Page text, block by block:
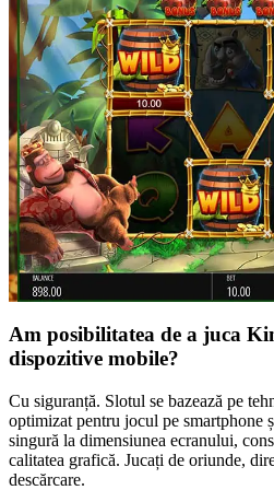
Am posibilitatea de a juca
dispozitive mobile?
Cu siguranță. Slotul se bazează pe
optimizat pentru jocul pe smartphone
singură la dimensiunea ecranului,
calitatea grafică. Jucați de oriunde,
descărcare.